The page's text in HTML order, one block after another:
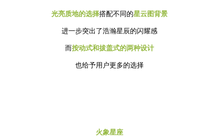
光亮质地的选择搭配不同的星云图背景
进一步突出了浩瀚星辰的闪耀感
而按动式和拔盖式的两种设计
也给予用户更多的选择
火象星座